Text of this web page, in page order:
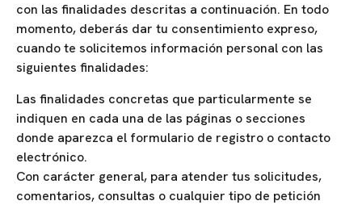
con las finalidades descritas a continuación. En todo
momento, deberás dar tu consentimiento expreso,
cuando te solicitemos información personal con las
siguientes finalidades:
Las finalidades concretas que particularmente se
indiquen en cada una de las páginas o secciones
donde aparezca el formulario de registro o contacto
electrónico.
Con carácter general, para atender tus solicitudes,
comentarios, consultas o cualquier tipo de petición